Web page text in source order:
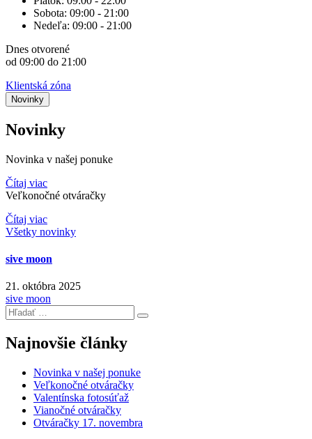
Sobota: 09:00 - 21:00
Nedeľa: 09:00 - 21:00
Dnes otvorené
od 09:00 do 21:00
Klientská zóna
Novinky
Novinky
Novinka v našej ponuke
Čítaj viac
Veľkonočné otváračky
Čítaj viac
Všetky novinky
sive moon
21. októbra 2025
sive moon
Najnovšie články
Novinka v našej ponuke
Veľkonočné otváračky
Valentínska fotosúťaž
Vianočné otváračky
Otváračky 17. novembra